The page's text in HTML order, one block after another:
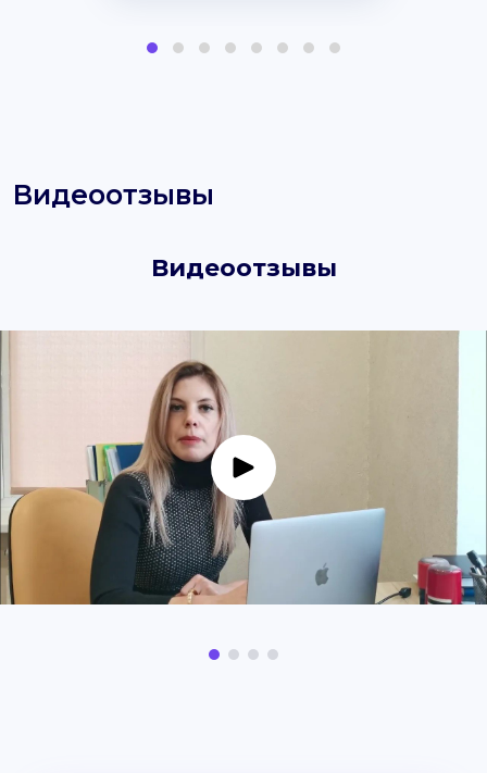
Видеоотзывы
Видеоотзывы